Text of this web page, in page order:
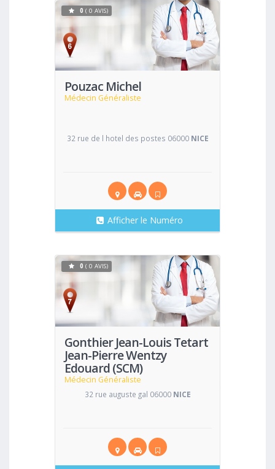
Pouzac Michel
Médecin Généraliste
Voir
0 ( 0 AVIS)
32 rue de l hotel des postes 06000 NICE
Afficher le Numéro
Gonthier Jean-Louis Tetart
Jean-Pierre Wentzy
Edouard (SCM)
Médecin Généraliste
Voir
0 ( 0 AVIS)
32 rue auguste gal 06000 NICE